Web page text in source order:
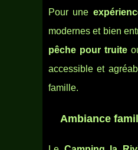
Pour une
modernes et bien
pêche pour truite
accessible et
famille.
Ambiance